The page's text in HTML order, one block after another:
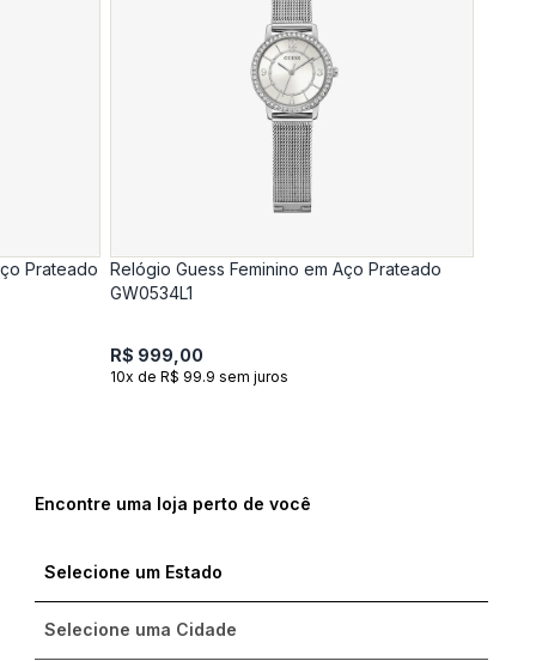
Prateado
Relógio Guess Feminino em Aço Prateado
GW0534L1
R$ 999,00
10x de R$ 99.9 sem juros
Encontre uma loja perto de você